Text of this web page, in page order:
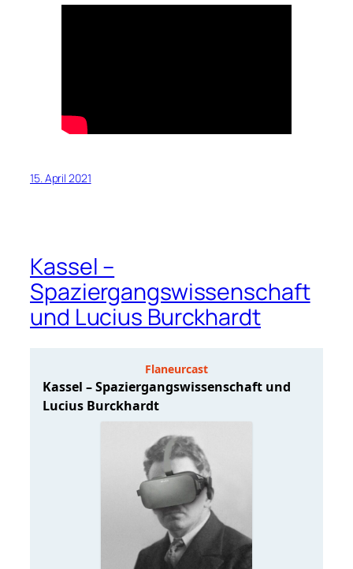
15. April 2021
Kassel –
Spaziergangswissenschaft
und Lucius Burckhardt